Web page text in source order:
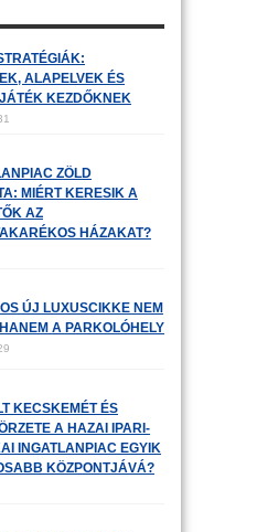
ALAPELVEK ÉS
KEZDŐKNEK
ZÖLD
MIÉRT KERESIK A
AZ
HÁZAKAT?
ÚJ LUXUSCIKKE NEM
A PARKOLÓHELY
KECSKEMÉT ÉS
A HAZAI IPARI-
INGATLANPIAC EGYIK
KÖZPONTJÁVÁ?